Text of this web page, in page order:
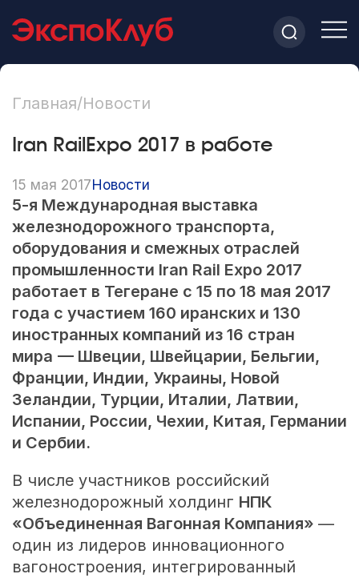
Главная/Новости
Iran RailExpo 2017 в работе
15 мая 2017Новости
5-я Международная выставка
железнодорожного транспорта,
оборудования и смежных отраслей
промышленности Iran Rail Expo 2017
работает в Тегеране с 15 по 18 мая 2017
года с участием 160 иранских и 130
иностранных компаний из 16 стран
мира — Швеции, Швейцарии, Бельгии,
Франции, Индии, Украины, Новой
Зеландии, Турции, Италии, Латвии,
Испании, России, Чехии, Китая, Германии
и Сербии.
В числе участников российский
железнодорожный холдинг НПК
«Объединенная Вагонная Компания» —
один из лидеров инновационного
вагоностроения, интегрированный